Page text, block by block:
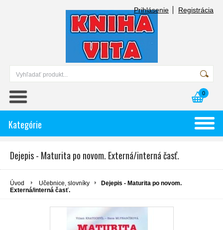
Prihlásenie Registrácia
0
Kategórie
Dejepis - Maturita po novom. Externá/interná časť.
Úvod Učebnice, slovníky
Dejepis - Maturita po novom.
Externá/interná časť.